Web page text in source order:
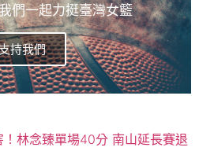
們一起力挺臺灣女籃
持我們
！林念臻單場40分 南山延長賽退